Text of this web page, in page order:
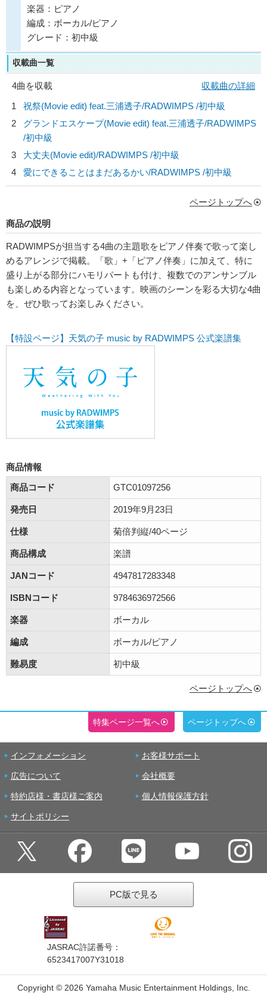
楽器：ピアノ
編成：ボーカル/ピアノ
グレード：初中級
収載曲一覧
4曲を収載
収載曲の詳細
1
祝祭(Movie edit) feat.三浦透子/RADWIMPS /初中級
2
グランドエスケープ(Movie edit) feat.三浦透子/RADWIMPS
/初中級
3
大丈夫(Movie edit)/RADWIMPS /初中級
4
愛にできることはまだあるかい/RADWIMPS /初中級
ページトップへ
商品の説明
RADWIMPSが担当する4曲の主題歌をピアノ伴奏で歌って楽し
めるアレンジで掲載。「歌」+「ピアノ伴奏」に加えて、特に
盛り上がる部分にハモリパートも付け、複数でのアンサンブル
も楽しめる内容となっています。映画のシーンを彩る大切な4曲
を、ぜひ歌ってお楽しみください。
【特設ページ】天気の子 music by RADWIMPS 公式楽譜集
商品情報
商品コード
GTC01097256
発売日 2019年9月23日
仕様 菊倍判縦/40ページ
商品構成 楽譜
JANコード 4947817283348
ISBNコード 9784636972566
楽器 ボーカル
編成 ボーカル/ピアノ
難易度 初中級
ページトップへ
特集ページ一覧へ ページトップへ
インフォメーション お客様サポート
広告について 会社概要
特約店様・書店様ご案内 個人情報保護方針
サイトポリシー
PC版で見る
JASRAC許諾番号：
6523417007Y31018
Copyright © 2026 Yamaha Music Entertainment Holdings, Inc.